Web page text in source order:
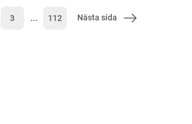
3 ... 112 Nästa sida